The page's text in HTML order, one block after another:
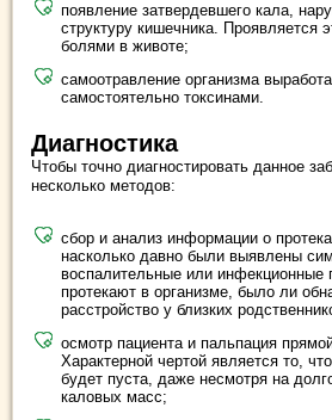
появление затвердевшего кала,
структуру кишечника. Проявляется
болями в животе;
самоотравление организма
самостоятельно токсинами.
Диагностика
Чтобы точно диагностировать данное
несколько методов:
сбор и анализ информации о
насколько давно были выявлены
воспалительные или инфекционные
протекают в организме, было ли
расстройство у близких
осмотр пациента и пальпация
Характерной чертой является то,
будет пуста, даже несмотря на
каловых масс;